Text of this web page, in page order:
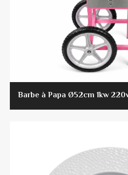
Barbe à Papa Ø52cm 1kw